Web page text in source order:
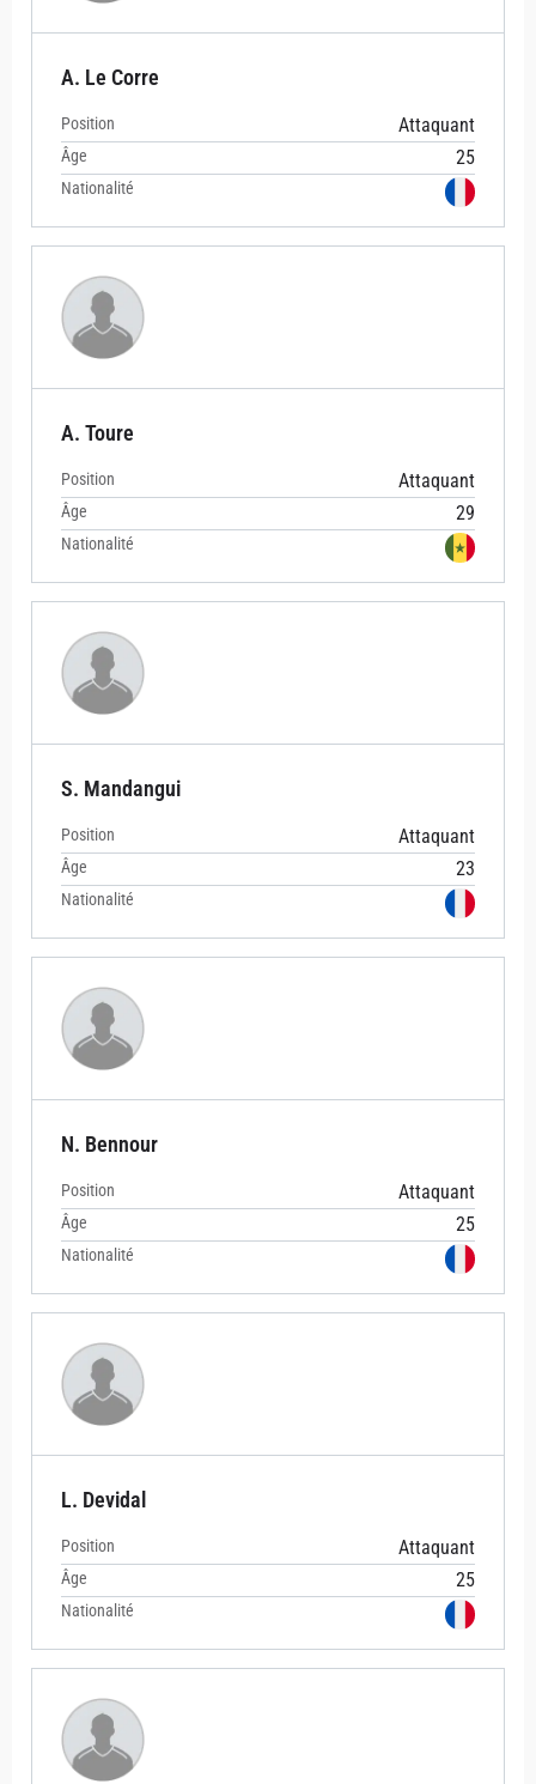
A. Le Corre
Position Attaquant
Âge 25
Nationalité
A. Toure
Position Attaquant
Âge 29
Nationalité
S. Mandangui
Position Attaquant
Âge 23
Nationalité
N. Bennour
Position Attaquant
Âge 25
Nationalité
L. Devidal
Position Attaquant
Âge 25
Nationalité